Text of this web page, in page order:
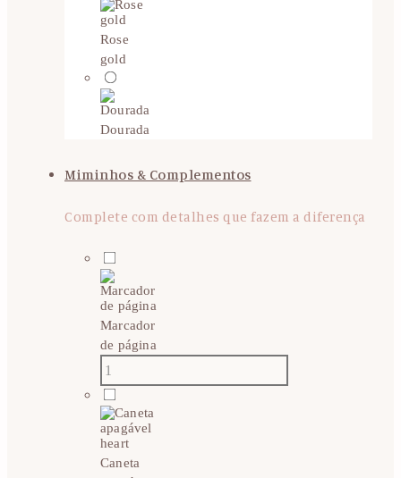
Rose
gold
Dourada
Miminhos & Complementos
Complete com detalhes que fazem a diferença
Marcador
de página
Caneta